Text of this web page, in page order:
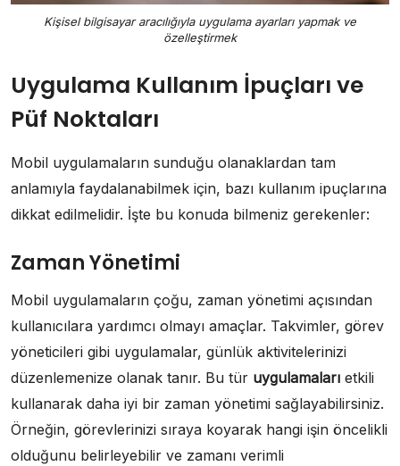
Kişisel bilgisayar aracılığıyla uygulama ayarları yapmak ve
özelleştirmek
Uygulama Kullanım İpuçları ve
Püf Noktaları
Mobil uygulamaların sunduğu olanaklardan tam
anlamıyla faydalanabilmek için, bazı kullanım ipuçlarına
dikkat edilmelidir. İşte bu konuda bilmeniz gerekenler:
Zaman Yönetimi
Mobil uygulamaların çoğu, zaman yönetimi açısından
kullanıcılara yardımcı olmayı amaçlar. Takvimler, görev
yöneticileri gibi uygulamalar, günlük aktivitelerinizi
düzenlemenize olanak tanır. Bu tür uygulamaları etkili
kullanarak daha iyi bir zaman yönetimi sağlayabilirsiniz.
Örneğin, görevlerinizi sıraya koyarak hangi işin öncelikli
olduğunu belirleyebilir ve zamanı verimli